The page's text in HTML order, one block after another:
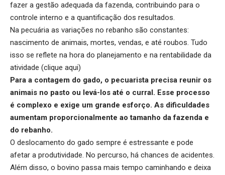
fazer a gestão adequada da fazenda, contribuindo para o
controle interno e a quantificação dos resultados.
Na pecuária as variações no rebanho são constantes:
nascimento de animais, mortes, vendas, e até roubos. Tudo
isso se reflete na hora do planejamento e na rentabilidade da
atividade (clique aqui)
Para a contagem do gado, o pecuarista precisa reunir os
animais no pasto ou levá-los até o curral. Esse processo
é complexo e exige um grande esforço. As dificuldades
aumentam proporcionalmente ao tamanho da fazenda e
do rebanho.
O deslocamento do gado sempre é estressante e pode
afetar a produtividade. No percurso, há chances de acidentes.
Além disso, o bovino passa mais tempo caminhando e deixa